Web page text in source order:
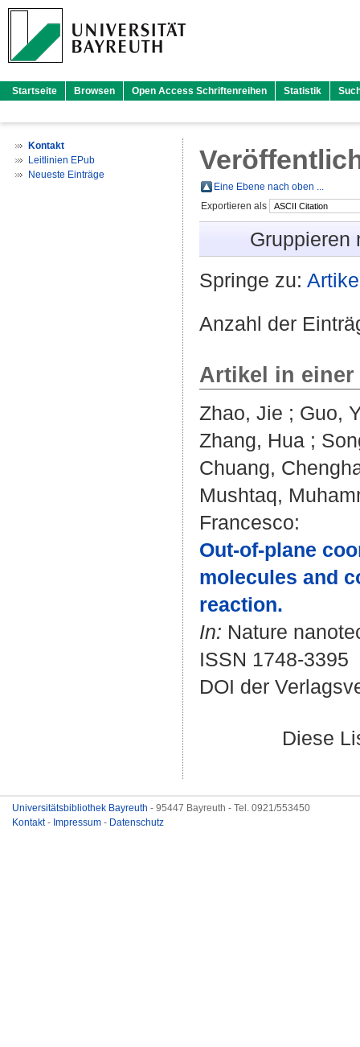
Startseite Browsen Open Access Schriftenreihen Statistik
Kontakt
Leitlinien EPub
Neueste Einträge
Eine Ebene nach oben ...
Exportieren als
Gruppieren
Springe zu:
Anzahl der
Artikel in
Zhao, Jie ; Guo,
Zhang, Hua ;
Chuang,
Mushtaq,
Francesco:
Out-of-plane
molecules and
reaction.
In: Nature
ISSN 1748-3395
DOI der
Diese
Universitätsbibliothek Bayreuth - 95447 Bayreuth - Tel. 0921/553450
Kontakt- Impressum - Datenschutz